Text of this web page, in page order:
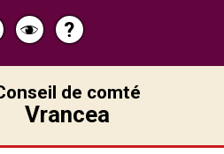
Schimbă
contrastul
Pagina
de
ajutor
?
de comté
Vrancea